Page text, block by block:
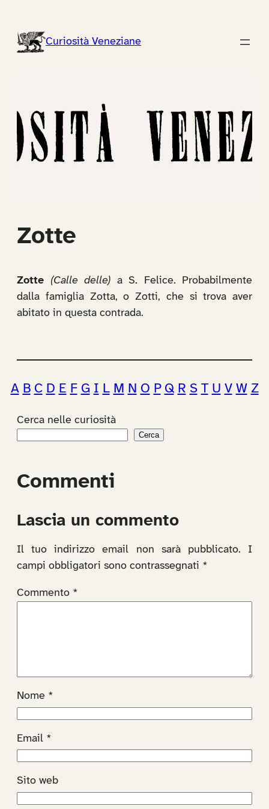
contenutoCuriosità Veneziane
Zotte
Zotte (Calle delle) a S. Felice. Probabilmente
dalla famiglia Zotta, o Zotti, che si trova aver
abitato in questa contrada.
A B C D E F G I L M N O P Q R S T U V W Z
Cerca nelle curiosità
Cerca
Commenti
Lascia un commento
Il tuo indirizzo email non sarà pubblicato.
I
campi obbligatori sono contrassegnati *
Commento *
Nome *
Email *
Sito web